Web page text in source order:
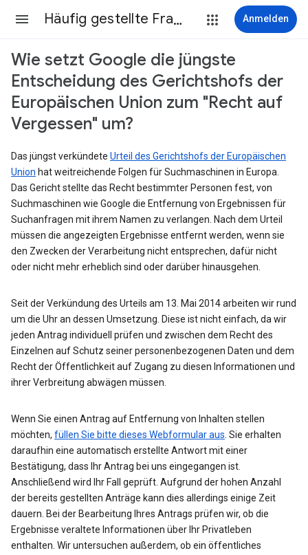
Häufig gestellte Fragen Anmelden
Wie setzt Google die jüngste
Entscheidung des Gerichtshofs der
Europäischen Union zum "Recht auf
Vergessen" um?
Das jüngst verkündete Urteil des Gerichtshofs der Europäischen
Union hat weitreichende Folgen für Suchmaschinen in Europa.
Das Gericht stellte das Recht bestimmter Personen fest, von
Suchmaschinen wie Google die Entfernung von Ergebnissen für
Suchanfragen mit ihrem Namen zu verlangen. Nach dem Urteil
müssen die angezeigten Ergebnisse entfernt werden, wenn sie
den Zwecken der Verarbeitung nicht entsprechen, dafür nicht
oder nicht mehr erheblich sind oder darüber hinausgehen.
Seit der Verkündung des Urteils am 13. Mai 2014 arbeiten wir rund
um die Uhr an dessen Umsetzung. Diese ist nicht einfach, da wir
jeden Antrag individuell prüfen und zwischen dem Recht des
Einzelnen auf Schutz seiner personenbezogenen Daten und dem
Recht der Öffentlichkeit auf Zugang zu diesen Informationen und
ihrer Verbreitung abwägen müssen.
Wenn Sie einen Antrag auf Entfernung von Inhalten stellen
möchten, füllen Sie bitte dieses Webformular aus . Sie erhalten
daraufhin eine automatisch erstellte Antwort mit einer
Bestätigung, dass Ihr Antrag bei uns eingegangen ist.
Anschließend wird Ihr Fall geprüft. Aufgrund der hohen Anzahl
der bereits gestellten Anträge kann dies allerdings einige Zeit
dauern. Bei der Bearbeitung Ihres Antrags prüfen wir, ob die
Ergebnisse veraltete Informationen über Ihr Privatleben
enthalten. Wir untersuchen außerdem, ob ein öffentliches